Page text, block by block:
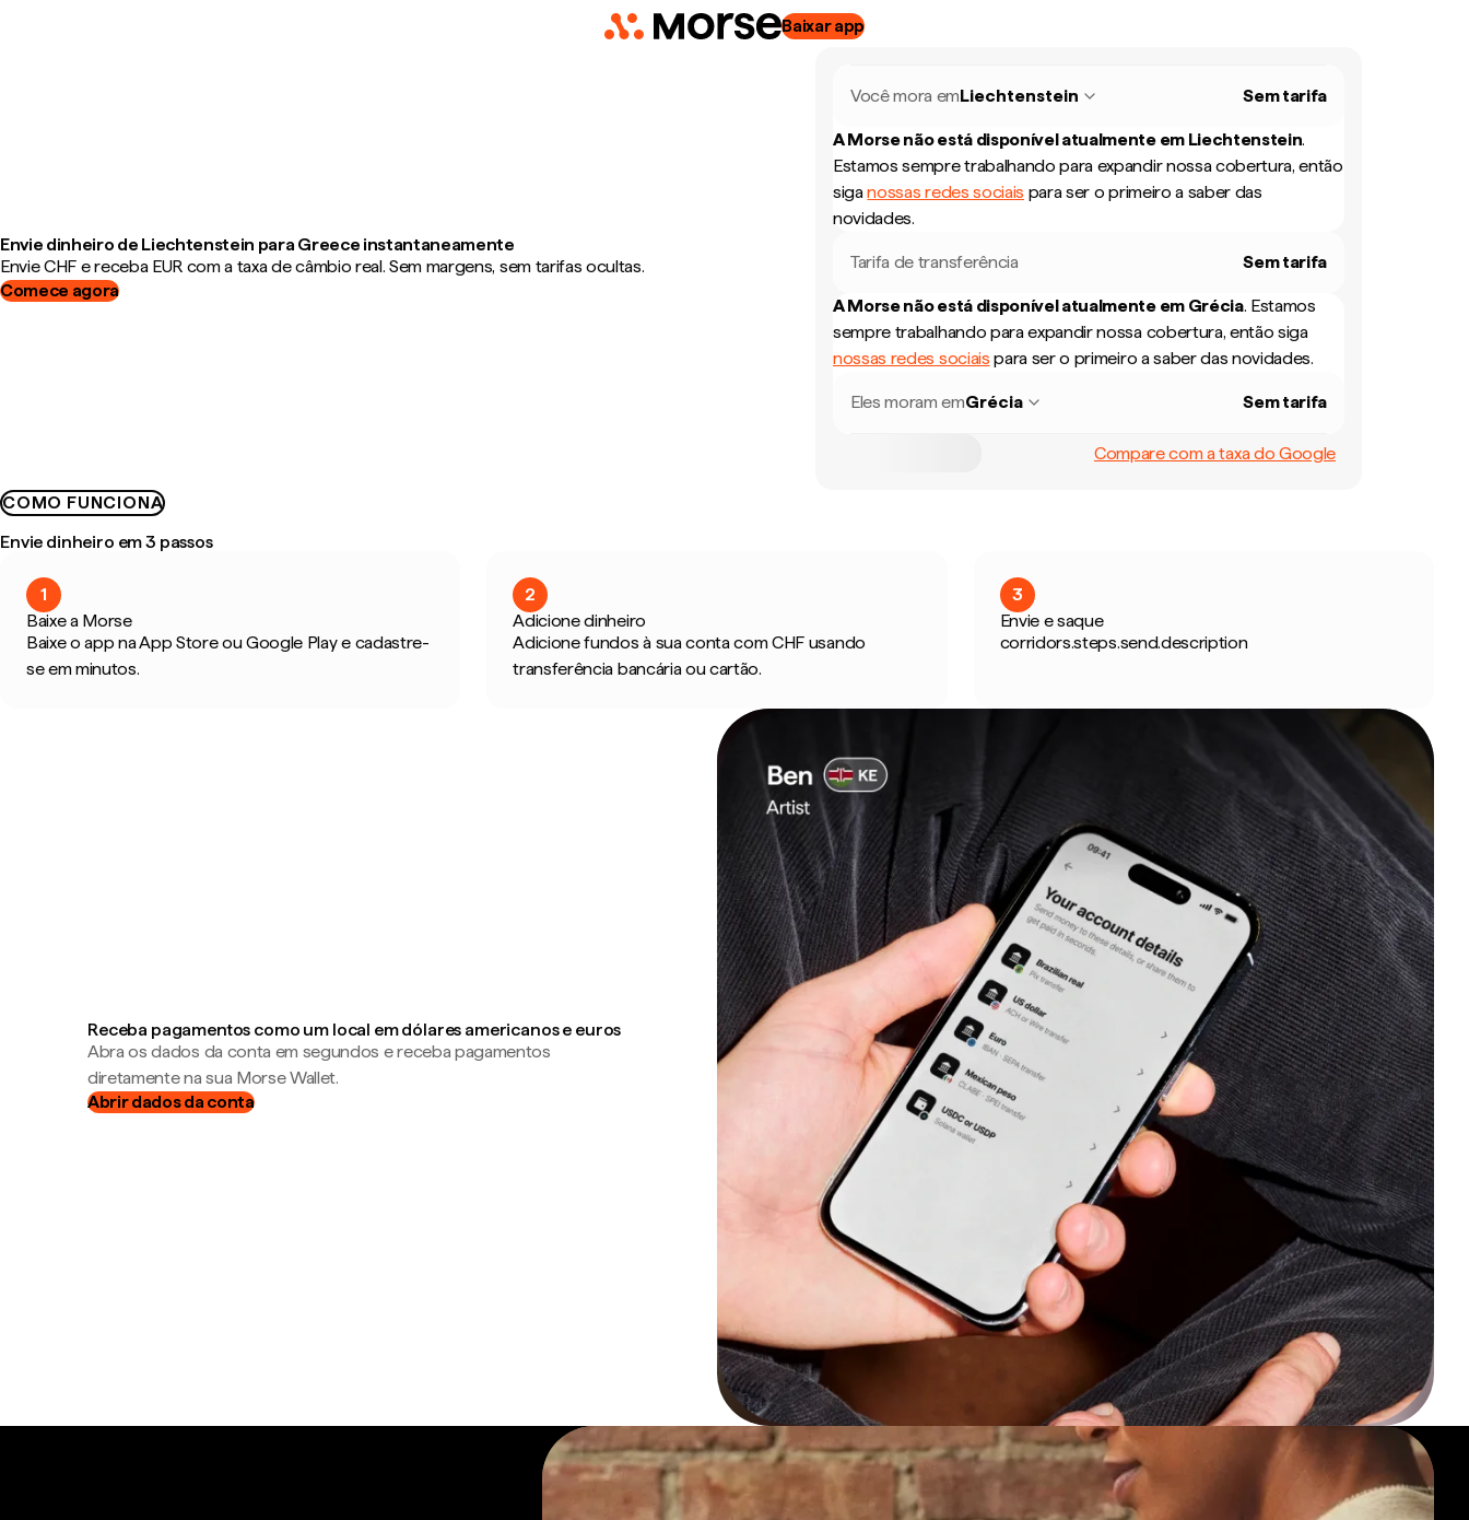
Baixar app
Envie dinheiro de Liechtenstein para Greece instantaneamente
Envie CHF e receba EUR com a taxa de câmbio real. Sem margens, sem tarifas ocultas.
Comece agora
Você mora emLiechtenstein Sem tarifa
A Morse não está disponível atualmente em Liechtenstein.
Estamos sempre trabalhando para expandir nossa cobertura, então
siganossas redes sociais para ser o primeiro a saber das
novidades.
Tarifa de transferência Sem tarifa
A Morse não está disponível atualmente em Grécia. Estamos
sempre trabalhando para expandir nossa cobertura, então siga
nossas redes sociais para ser o primeiro a saber das novidades.
Eles moram emGrécia Sem tarifa
Compare com a taxa do Google
COMO FUNCIONA
Envie dinheiro em 3 passos
1
Baixe a Morse
Baixe o app na App Store ou Google Play e cadastre-
se em minutos.
2
Adicione dinheiro
Adicione fundos à sua conta com CHF usando
transferência bancária ou cartão.
3
Envie e saque
corridors.steps.send.description
Receba pagamentos como um local em dólares americanos e euros
Abra os dados da conta em segundos e receba pagamentos
diretamente na sua Morse Wallet.
Abrir dados da conta